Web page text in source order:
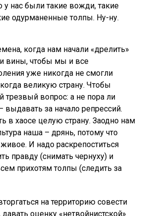
у нас были такие вожди, такие
одурманенные толпы. Ну-ну.
когда нам начали «дрелить»
вины, чтобы мы и все
уже никогда не смогли
великую страну. Чтобы
вопрос: а не пора ли
выдавать за начало репрессий.
в хаосе целую страну. Заодно нам
наша – дрянь, потому что
И надо раскрепоститься
правду (снимать чернуху) и
прихотям толпы (следить за
на территорию совести
давать оценку «нетвойнистской»